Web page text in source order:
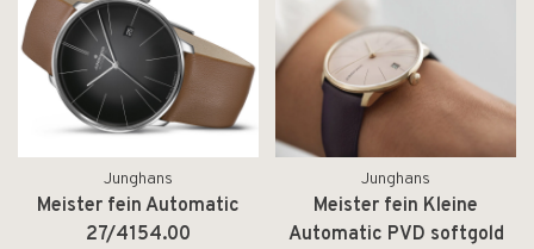
Junghans
Meister fein Automatic
27/4154.00
Junghans
Meister fein Kleine
Automatic PVD softgold